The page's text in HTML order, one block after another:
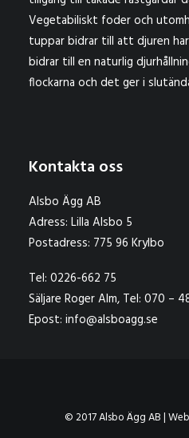
Vegetabiliskt foder och
tuppar bidrar till att djuren
bidrar till en naturlig
flockarna och det ger i
Kontakta oss
Alsbo Ägg AB
Adress: Lilla Alsbo 5
Postadress: 775 96 Krylbo
Tel: 0226-662 75
Säljare Roger Alm, Tel: 070 –
Epost: info@alsboagg.se
© 2017 Alsbo Ägg AB |